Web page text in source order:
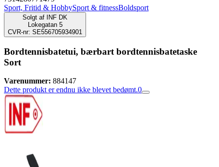
Sport, Fritid & HobbySport & fitnessBoldsport
Solgt af
INF DK
Lokegatan 5
CVR-nr: SE556705934901
Bordtennisbatetui, bærbart bordtennisbatetaske
Sort
Varenummer: 884147
Dette produkt er endnu ikke blevet bedømt.0